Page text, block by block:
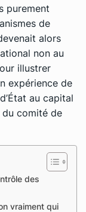
purement
de
alors
non au
illustrer
expérience de
au capital
du comité de
des
vraiment qui